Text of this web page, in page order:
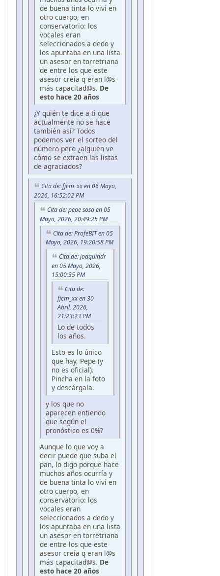
de buena tinta lo viví en
otro cuerpo, en
conservatorio: los
vocales eran
seleccionados a dedo y
los apuntaba en una lista
un asesor en torretriana
de entre los que este
asesor creía q eran l@s
más capacitad@s. De
esto hace 20 años
¿Y quién te dice a ti que
actualmente no se hace
también así? Todos
podemos ver el sorteo del
número pero ¿alguien ve
cómo se extraen las listas
de agraciados?
Cita de: fjcm_xx en 06 Mayo,
2026, 16:52:02 PM
Cita de: pepe sosa en 05
Mayo, 2026, 20:49:25 PM
Cita de: ProfeBIT en 05
Mayo, 2026, 19:20:58 PM
Cita de: joaquindr
en 05 Mayo, 2026,
15:00:35 PM
Cita de:
fjcm_xx en 30
Abril, 2026,
21:23:23 PM
Lo de todos
los años.
Esto es lo único
que hay, Pepe (y
no es oficial).
Pincha en la foto
y descárgala.
y los que no
aparecen entiendo
que según el
pronóstico es 0%?
Aunque lo que voy a
decir puede que suba el
pan, lo digo porque hace
muchos años ocurría y
de buena tinta lo viví en
otro cuerpo, en
conservatorio: los
vocales eran
seleccionados a dedo y
los apuntaba en una lista
un asesor en torretriana
de entre los que este
asesor creía q eran l@s
más capacitad@s. De
esto hace 20 años